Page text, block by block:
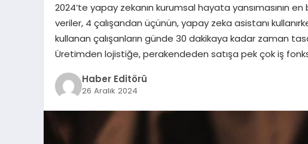
2024’te yapay zekanın kurumsal hayata yansımasının
veriler, 4 çalışandan üçünün, yapay zeka asistanı
kullanan çalışanların günde 30 dakikaya kadar zaman
Üretimden lojistiğe, perakendeden satışa pek çok iş
Haber Editörü
26 Aralık 2024